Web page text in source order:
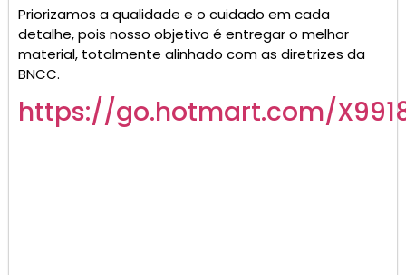
Priorizamos a qualidade e o cuidado em cada
detalhe, pois nosso objetivo é entregar o melhor
material, totalmente alinhado com as diretrizes da
BNCC.
https://go.hotmart.com/